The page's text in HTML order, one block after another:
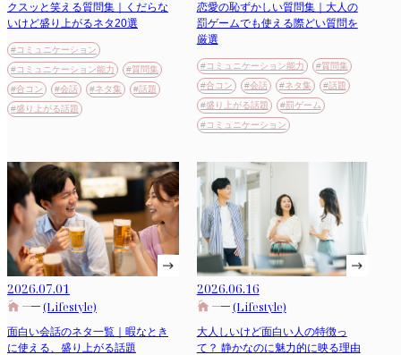
クスッと笑える質問集｜くだらな
いけど盛り上がるネタ20選
#コミュニケーション
#コミュニケーション能力
#質問集
#合コン
#会話 #ネタ集
#話題
#盛り上がる話題
恋愛の恥ずかしい質問集｜大人の
罰ゲームでも使える際どい質問を
厳選
#コミュニケーション能力
#質問集
#合コン
#会話 #ネタ集
#話題
#盛り上がる話題
#罰ゲーム
#コミュニケーション
2026.07.01
(Lifestyle)
面白い会話のネタ一覧｜暇なとき
に使える、盛り上がる話題
2026.06.16
(Lifestyle)
大人しいけど面白い人の特徴っ
て？ 静かなのに魅力的に映る理由